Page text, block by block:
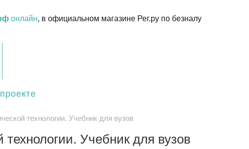
онлайн, в официальном магазине Рег.ру по безналу
технологии. Учебник для вузов
Учебник для вузов